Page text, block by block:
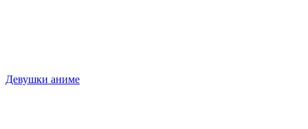
Девушки аниме